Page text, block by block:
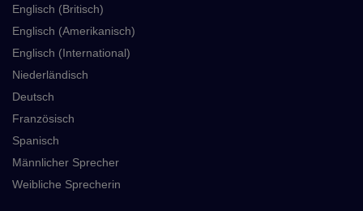
Englisch (Britisch)
Englisch (Amerikanisch)
Englisch (International)
Niederländisch
Deutsch
Französisch
Spanisch
Männlicher Sprecher
Weibliche Sprecherin